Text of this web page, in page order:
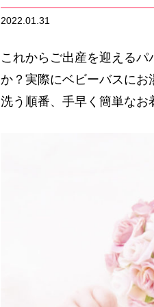
2022.01.31
これからご出産を迎える
か？実際にベビーバスにお
洗う順番、手早く簡単なお